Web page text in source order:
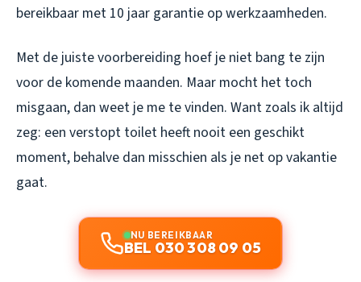
bereikbaar met 10 jaar garantie op werkzaamheden.
Met de juiste voorbereiding hoef je niet bang te zijn
voor de komende maanden. Maar mocht het toch
misgaan, dan weet je me te vinden. Want zoals ik altijd
zeg: een verstopt toilet heeft nooit een geschikt
moment, behalve dan misschien als je net op vakantie
gaat.
NU BEREIKBAAR
BEL 030 308 09 05